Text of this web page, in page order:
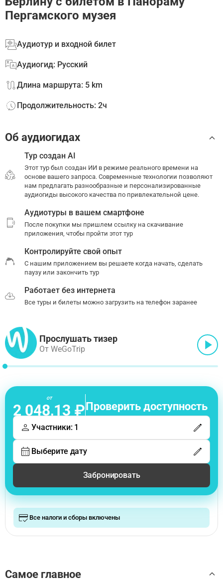
Пергамского музея
Аудиотур и входной билет
Аудиогид: Русский
Длина маршрута: 5 km
Продолжительность: 2ч
Об аудиогидах
Тур создан AI
Этот тур был создан ИИ в режиме реального времени на
основе вашего запроса. Современные технологии позволяют
нам предлагать разнообразные и персонализированные
аудиогиды высокого качества по привлекательной цене.
Аудиотуры в вашем смартфоне
После покупки мы пришлем ссылку на скачивание
приложения, чтобы пройти этот тур
Контролируйте свой опыт
С нашим приложением вы решаете когда начать, сделать
паузу или закончить тур
Работает без интернета
Все туры и билеты можно загрузить на телефон заранее
Прослушать тизер
От WeGoTrip
от
2 048,13 ₽ Проверить доступность
Участники: 1
Выберите дату
Забронировать
Все налоги и сборы включены
Самое главное